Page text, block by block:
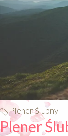
Plener Ślubny
Plener